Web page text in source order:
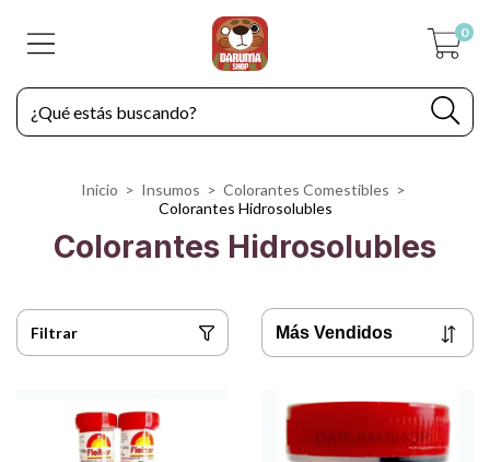
0
Inicio > Insumos > Colorantes Comestibles >
Colorantes Hidrosolubles
Colorantes Hidrosolubles
Filtrar